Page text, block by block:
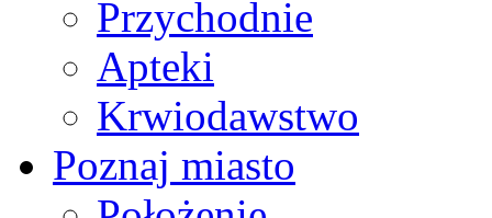
Przychodnie
Apteki
Krwiodawstwo
Poznaj miasto